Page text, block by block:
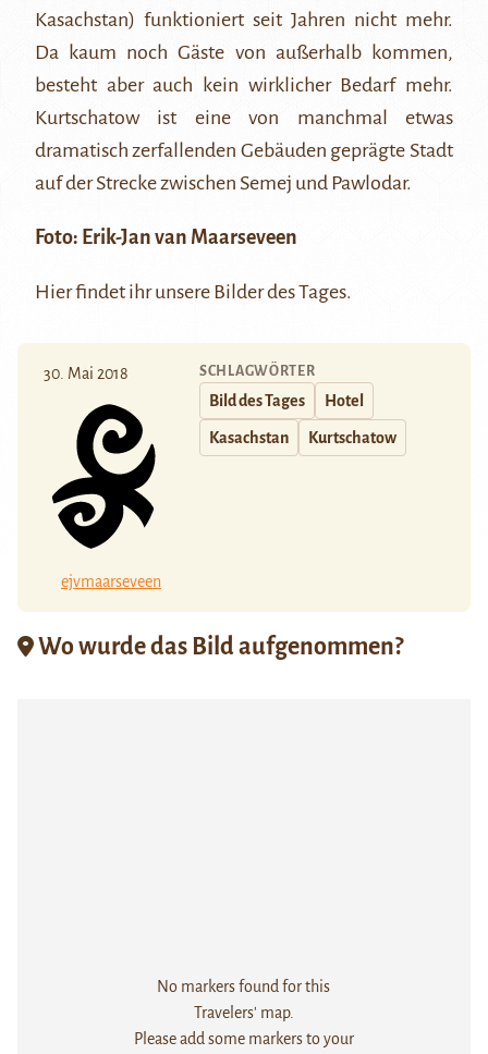
Kasachstan) funktioniert seit Jahren nicht mehr.
Da kaum noch Gäste von außerhalb kommen,
besteht aber auch kein wirklicher Bedarf mehr.
Kurtschatow ist eine von manchmal etwas
dramatisch zerfallenden Gebäuden geprägte Stadt
auf der Strecke zwischen Semej und Pawlodar.
Foto: Erik-Jan van Maarseveen
Hierfindet ihr unsere Bilder des Tages.
30. Mai 2018
ejvmaarseveen
SCHLAGWÖRTER
Bild des Tages Hotel
Kasachstan Kurtschatow
Wo wurde das Bild aufgenommen?
No markers found for this
Travelers' map.
Please add some markers to your